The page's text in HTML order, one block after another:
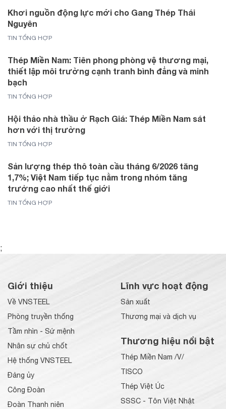
Khơi nguồn động lực mới cho Gang Thép Thái
Nguyên
TIN TỔNG HỢP
Thép Miền Nam: Tiên phong phòng vệ thương mại,
thiết lập môi trường cạnh tranh bình đẳng và minh
bạch
TIN TỔNG HỢP
Hội thảo nhà thầu ở Rạch Giá: Thép Miền Nam sát
hơn với thị trường
TIN TỔNG HỢP
Sản lượng thép thô toàn cầu tháng 6/2026 tăng
1,7%; Việt Nam tiếp tục nằm trong nhóm tăng
trưởng cao nhất thế giới
TIN TỔNG HỢP
;
Giới thiệu
Về VNSTEEL
Phòng truyền thống
Tầm nhìn - Sứ mệnh
Nhân sự chủ chốt
Hệ thống VNSTEEL
Đảng ủy
Công Đoàn
Đoàn Thanh niên
Lĩnh vực hoạt động
Sản xuất
Thương mại và dịch vụ
Thương hiệu nổi bật
Thép Miền Nam /V/
TISCO
Thép Việt Úc
SSSC - Tôn Việt Nhật